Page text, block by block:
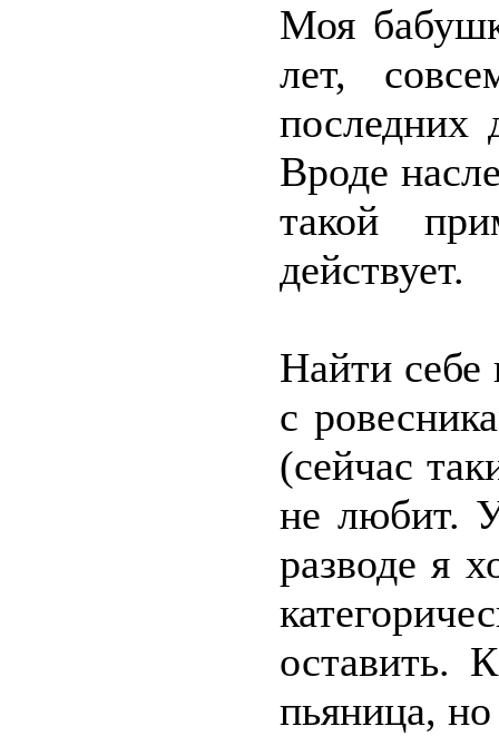
Моя
лет,
последних
Вроде
такой
действует.
Найти себе
с
(сейчас
не любит.
разводе я
оставить.
пьяница,